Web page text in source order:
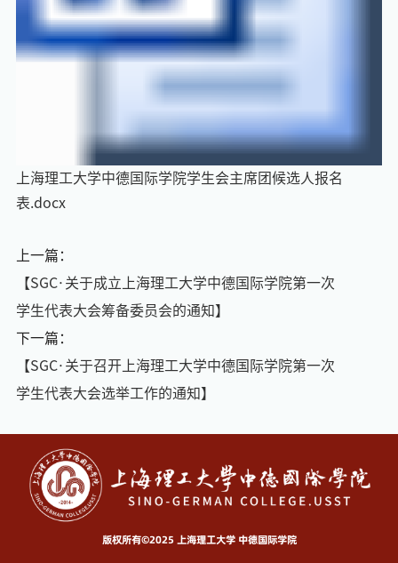
上海理工大学中德国际学院学生会主席团候选人报名
表.docx
上一篇：
【SGC·关于成立上海理工大学中德国际学院第一次
学生代表大会筹备委员会的通知】
下一篇：
【SGC·关于召开上海理工大学中德国际学院第一次
学生代表大会选举工作的通知】
版权所有©2025 上海理工大学 中德国际学院